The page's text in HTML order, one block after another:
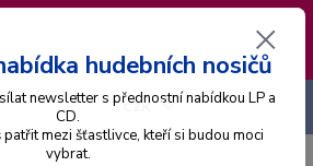
čerpám dovolenou. Datum
se posouvá na pátek
14.8.2026 🐋
CZK
hudebních nosičů
newsletter s přednostní nabídkou LP a
CD.
patřit mezi šťastlivce, kteří si budou moci
vybrat.